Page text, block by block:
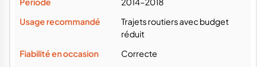
Trajets routiers avec budget
réduit
Correcte